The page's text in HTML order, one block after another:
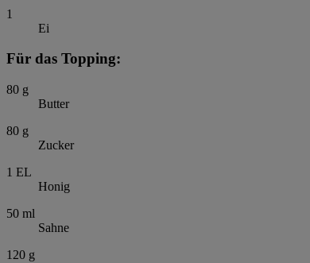
1
Ei
Für das Topping:
80 g
Butter
80 g
Zucker
1 EL
Honig
50 ml
Sahne
120 g